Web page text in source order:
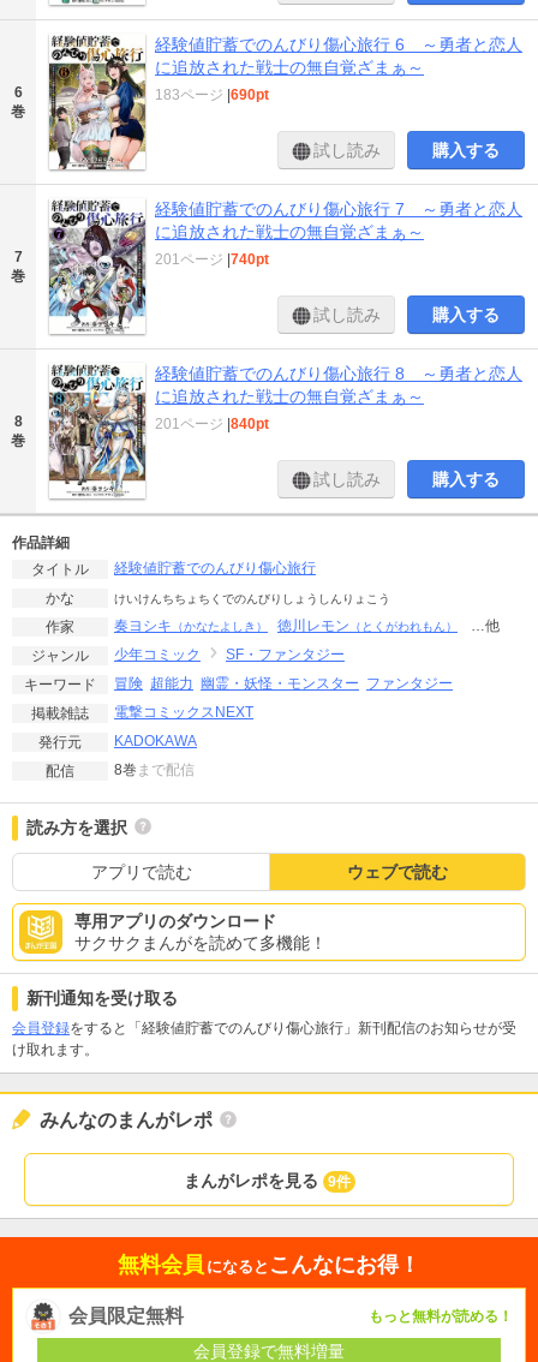
6
巻
経験値貯蓄でのんびり傷心旅行 6 ～勇者と恋人
に追放された戦士の無自覚ざまぁ～
183ページ |690pt
試し読み 購入する
7
巻
経験値貯蓄でのんびり傷心旅行 7 ～勇者と恋人
に追放された戦士の無自覚ざまぁ～
201ページ |740pt
試し読み 購入する
8
巻
経験値貯蓄でのんびり傷心旅行 8 ～勇者と恋人
に追放された戦士の無自覚ざまぁ～
201ページ |840pt
試し読み 購入する
作品詳細
タイトル
経験値貯蓄でのんびり傷心旅行
かな
けいけんちちょちくでのんびりしょうしんりょこう
作家 奏ヨシキ （かなたよしき） 徳川レモン （とくがわれもん）
…他
ジャンル
少年コミック
SF・ファンタジー
キーワード
冒険 超能力 幽霊・妖怪・モンスター ファンタジー
掲載雑誌
電撃コミックスNEXT
発行元
KADOKAWA
配信
8巻 まで配信
読み方を選択
アプリで読む ウェブで読む
専用アプリのダウンロード
サクサクまんがを読めて多機能！
新刊通知を受け取る
会員登録をすると「経験値貯蓄でのんびり傷心旅行」新刊配信のお知らせが受
け取れます。
みんなのまんがレポ
まんがレポを見る 9件
無料会員 になると こんなにお得！
会員限定無料 もっと無料が読める！
会員登録で無料増量